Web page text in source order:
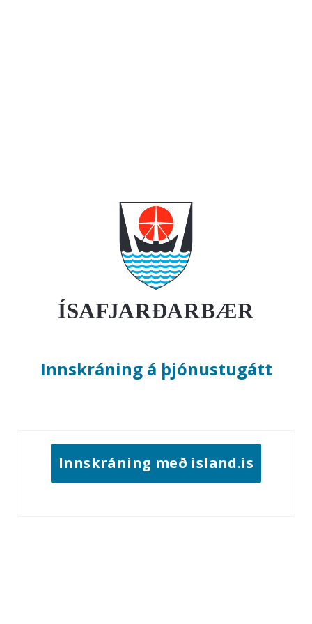
Innskráning á þjónustugátt
Innskráning með island.is